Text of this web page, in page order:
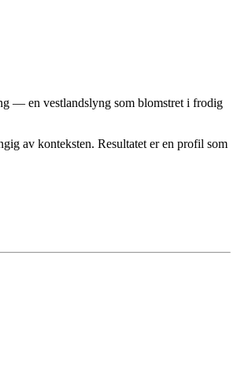
— en vestlandslyng som blomstret i frodig
av konteksten. Resultatet er en profil som